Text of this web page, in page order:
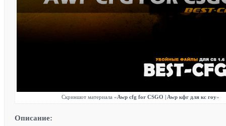
Скриншот материала «Awp cfg for CSGO | Awp кфг для кс гоу»
Описание: